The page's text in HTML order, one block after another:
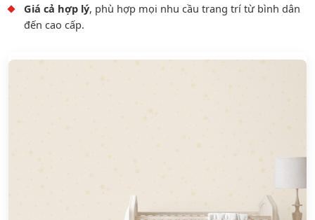
Giá cả hợp lý, phù hợp mọi nhu cầu trang trí từ bình dân
đến cao cấp.